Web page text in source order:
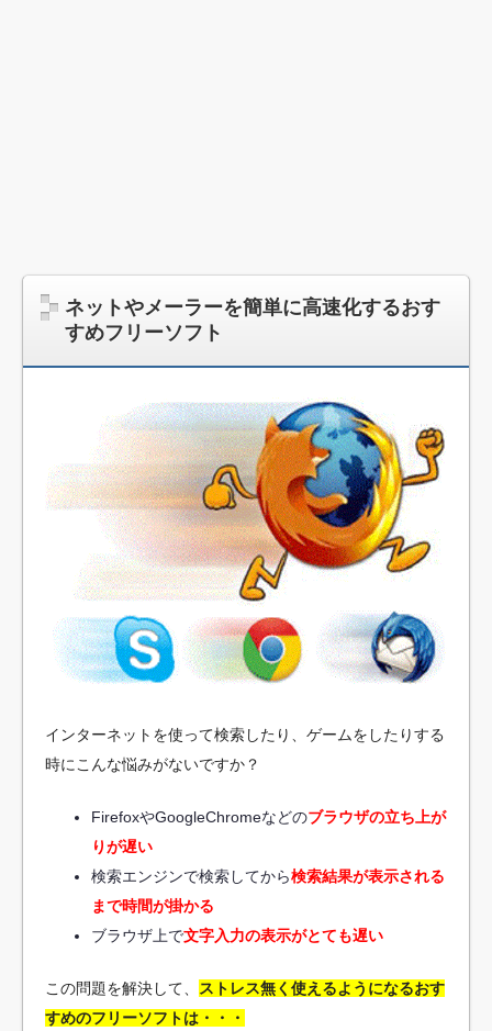
ネットやメーラーを簡単に高速化するおす
すめフリーソフト
インターネットを使って検索したり、ゲームをしたりする
時にこんな悩みがないですか？
FirefoxやGoogleChromeなどのブラウザの立ち上が
りが遅い
検索エンジンで検索してから検索結果が表示される
まで時間が掛かる
ブラウザ上で文字入力の表示がとても遅い
この問題を解決して、 ストレス無く使えるようになるおす
すめのフリーソフトは・・・